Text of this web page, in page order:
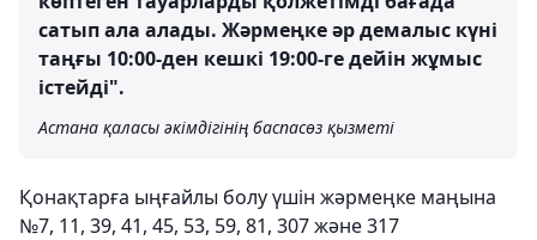
сатып ала алады. Жәрмеңке әр демалыс күні
таңғы 10:00-ден кешкі 19:00-ге дейін жұмыс
істейді".
Астана қаласы әкімдігінің баспасөз қызметі
Қонақтарға ыңғайлы болу үшін жәрмеңке маңына
№7, 11, 39, 41, 45, 53, 59, 81, 307 және 317